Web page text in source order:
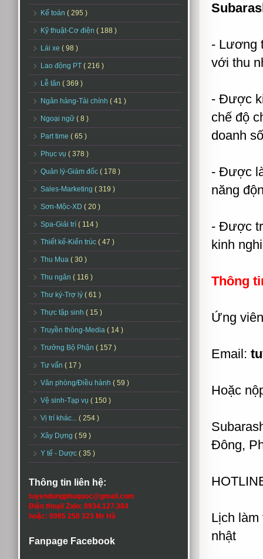
Kế toán ( 295 )
Kỹ thuật-Cơ điện ( 188 )
Lái xe ( 98 )
Lao động PT ( 216 )
Lễ tân ( 369 )
Ngân hàng-Tài chính ( 41 )
Ngoại ngữ ( 8 )
Part time ( 65 )
Phục vụ ( 378 )
Quản lý-Giám đốc ( 178 )
Sales-Marketing ( 319 )
Sơn-Mộc-XD ( 20 )
Spa-Giải trí ( 114 )
Thiết kế-Kiến trúc ( 47 )
Thu Mua ( 30 )
Thu ngân ( 116 )
Thư ký-Trợ lý ( 61 )
Thực tập sinh ( 15 )
Truyền thông-Media ( 14 )
Trưởng Bộ Phận ( 157 )
Tư vấn ( 17 )
Văn phòng/Điều hành ( 59 )
Vệ sinh-Tạp vụ ( 150 )
Vị trí khác... ( 254 )
Xây Dựng ( 59 )
Y tế - Dược ( 35 )
Thông tin liên hệ:
tuyendungphuquoc@gmail.com
Điện thoại/ Zalo: 0934.127.384
hoặc: 0985 258 323 Mr Hà
Fanpage Facebook
- Lương
với thu
- Được
chế độ
doanh
- Được
năng
- Được
kinh
Thông
Ứng
Email:
Hoặc
Đông,
Lịch
nhật